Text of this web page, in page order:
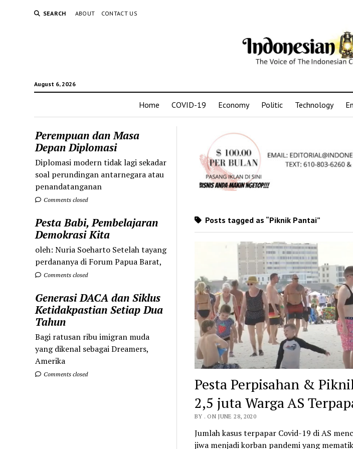
SEARCH ABOUT CONTACT US
August 6, 2026
Home COVID-19 Economy Politic Technology
Perempuan dan Masa
Depan Diplomasi
Diplomasi modern tidak lagi sekadar
soal perundingan antarnegara atau
penandatanganan
Comments closed
Pesta Babi, Pembelajaran
Demokrasi Kita
oleh: Nuria Soeharto Setelah tayang
perdananya di Forum Papua Barat,
Comments closed
Generasi DACA dan Siklus
Ketidakpastian Setiap Dua
Tahun
Bagi ratusan ribu imigran muda
yang dikenal sebagai Dreamers,
Amerika
Comments closed
Posts tagged as “Piknik Pantai”
Pesta Perpisahan &
2,5 juta Warga AS
BY . ON JUNE 28, 2020
Jumlah kasus terpapar Covid-19 di AS
jiwa menjadi korban pandemi yang